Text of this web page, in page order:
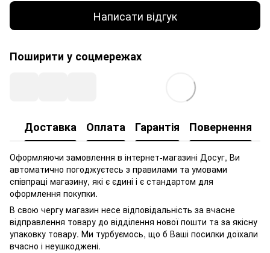
Написати відгук
Поширити у соцмережах
Доставка Оплата Гарантія Повернення
Оформляючи замовлення в інтернет-магазині Досуг, Ви
автоматично погоджуєтесь з правилами та умовами
співпраці магазину, які є єдині і є стандартом для
оформлення покупки.
В свою чергу магазин несе відповідальність за вчасне
відправлення товару до відділення нової пошти та за якісну
упаковку товару. Ми турбуємось, що б Ваші посилки доїхали
вчасно і неушкоджені.